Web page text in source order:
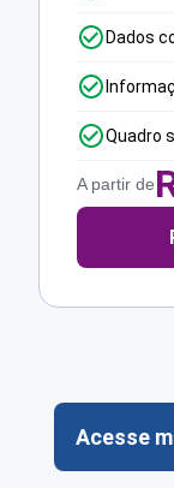
Dados
Quadro
A partir de
Acesse